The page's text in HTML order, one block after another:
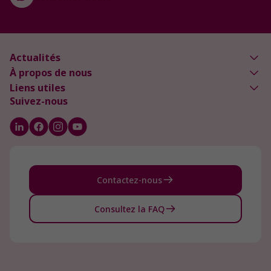
Actualités
À propos de nous
Liens utiles
Suivez-nous
Contactez-nous
Consultez la FAQ